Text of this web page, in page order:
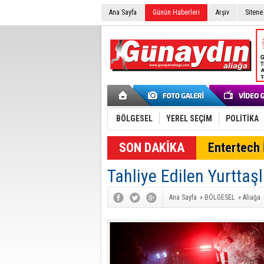
Ana Sayfa Günün Haberleri Arşiv
BÖLGESEL YEREL SEÇİM POLİTİKA
SON DAKİKA Entertech
Tahliye Edilen
Ana Sayfa » BÖLGESEL » Aliağa